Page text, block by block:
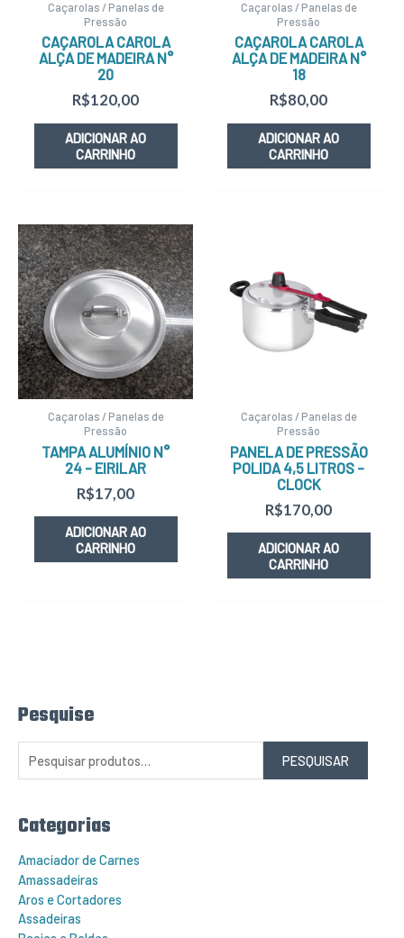
Pesquise
P
e
p
:
PESQUISAR
Categorias
Amaciador de Carnes
Amassadeiras
Aros e Cortadores
Assadeiras
Caçarolas / Panelas de
Pressão
CAÇAROLA CAROLA
ALÇA DE MADEIRA N°
20
R$120,00
ADICIONAR AO
CARRINHO
Caçarolas / Panelas de
Pressão
CAÇAROLA CAROLA
ALÇA DE MADEIRA N°
18
R$80,00
ADICIONAR AO
CARRINHO
Caçarolas / Panelas de
Pressão
TAMPA ALUMÍNIO N°
24 – EIRILAR
R$17,00
ADICIONAR AO
CARRINHO
Caçarolas / Panelas de
Pressão
PANELA DE PRESSÃO
POLIDA 4,5 LITROS –
CLOCK
R$170,00
ADICIONAR AO
CARRINHO